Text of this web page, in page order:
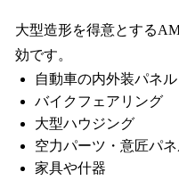
大型造形を得意とする
効です。
自動車の内外装パネル
バイクフェアリング
大型ハウジング
空力パーツ・意匠パ
家具や什器